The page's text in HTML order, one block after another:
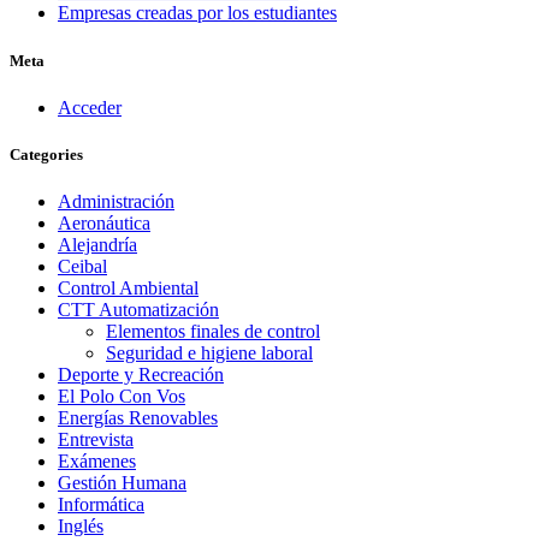
Empresas creadas por los estudiantes
Meta
Acceder
Categories
Administración
Aeronáutica
Alejandría
Ceibal
Control Ambiental
CTT Automatización
Elementos finales de control
Seguridad e higiene laboral
Deporte y Recreación
El Polo Con Vos
Energías Renovables
Entrevista
Exámenes
Gestión Humana
Informática
Inglés